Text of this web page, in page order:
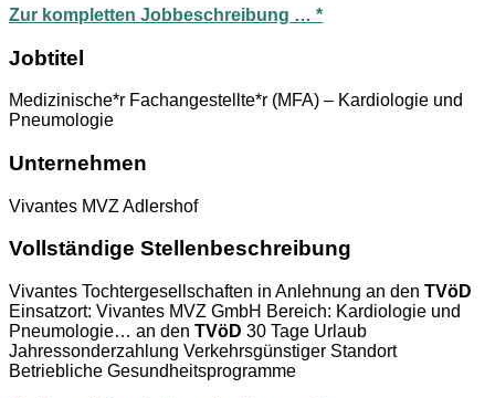
Zur kompletten Jobbeschreibung … *
Jobtitel
Medizinische*r Fachangestellte*r (MFA) – Kardiologie und
Pneumologie
Unternehmen
Vivantes MVZ Adlershof
Vollständige Stellenbeschreibung
Vivantes Tochtergesellschaften in Anlehnung an den TVöD
Einsatzort: Vivantes MVZ GmbH Bereich: Kardiologie und
Pneumologie… an den TVöD 30 Tage Urlaub
Jahressonderzahlung Verkehrsgünstiger Standort
Betriebliche Gesundheitsprogramme